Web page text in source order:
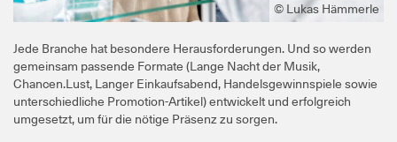
© Lukas Hämmerle
Jede Branche hat besondere Herausforderungen. Und so werden
gemeinsam passende Formate (Lange Nacht der Musik,
Chancen.Lust, Langer Einkaufsabend, Handelsgewinnspiele sowie
unterschiedliche Promotion-Artikel) entwickelt und erfolgreich
umgesetzt, um für die nötige Präsenz zu sorgen.